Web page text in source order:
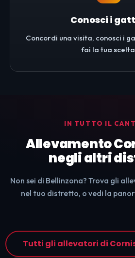
Conosci i
Concordi una visita, conosci i
fai la tua
IN TUTTO IL
Allevamento
negli altri
Non sei di Bellinzona? Trova gli
nel tuo distretto, o vedi la
Tutti gli allevatori di